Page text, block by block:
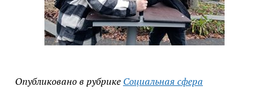
Опубликовано в рубрике Социальная сфера